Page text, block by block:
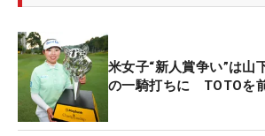
米女子“新人賞争い”は山
の一騎打ちに TOTOを